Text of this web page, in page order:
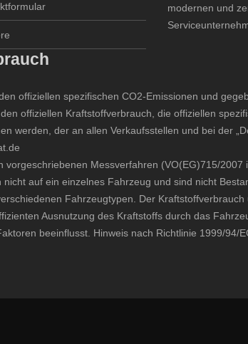
modernen und
offiziellen spezifischen CO2-Emissionen und
offiziellen Kraftstoffverbrauch, die offiziellen
werden, der an allen Verkaufsstellen und bei der
Messverfahren (VO(EG)715/2007
auf ein einzelnes Fahrzeug und sind nicht
Fahrzeugtypen. Der Kraftstoffverbrauch
Ausnutzung des Kraftstoffs durch das
beeinflusst. Hinweis nach Richtlinie 1999/94/